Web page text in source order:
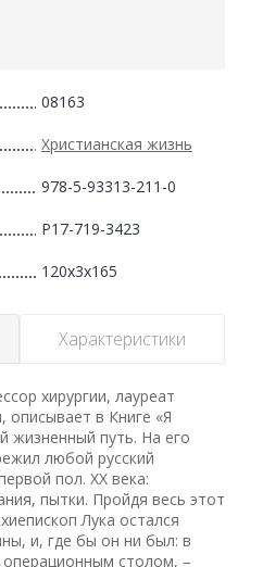
08163
Христианская жизнь
978-5-93313-211-0
Р17-719-3423
120x3x165
Характеристики
хирургии, лауреат
описывает в Книге «Я
жизненный путь. На его
любой русский
пол. XX века:
пытки. Пройдя весь этот
Лука остался
и, где бы он ни был: в
операционным столом, –